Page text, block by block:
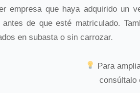
empresa que haya adquirido un
antes de que esté matriculado.
en subasta o sin carrozar.
Para
consúltalo